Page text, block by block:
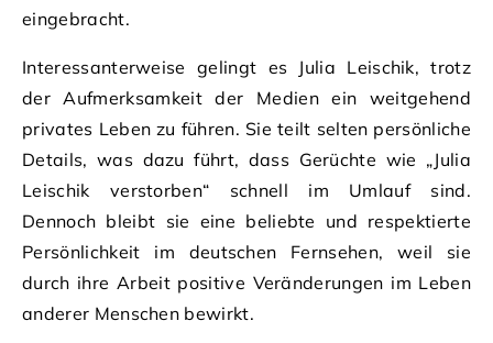
eingebracht.
Interessanterweise gelingt es Julia Leischik, trotz
der Aufmerksamkeit der Medien ein weitgehend
privates Leben zu führen. Sie teilt selten persönliche
Details, was dazu führt, dass Gerüchte wie „Julia
Leischik verstorben“ schnell im Umlauf sind.
Dennoch bleibt sie eine beliebte und respektierte
Persönlichkeit im deutschen Fernsehen, weil sie
durch ihre Arbeit positive Veränderungen im Leben
anderer Menschen bewirkt.